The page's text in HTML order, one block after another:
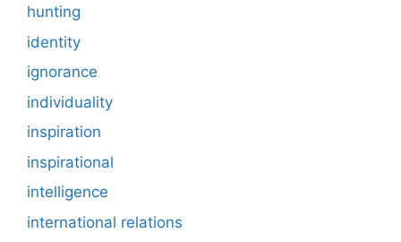
hunting
identity
ignorance
individuality
inspiration
inspirational
intelligence
international relations